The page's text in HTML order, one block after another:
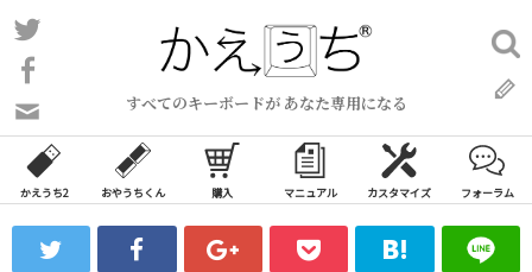
コ
ン
ン
ツ
ス
すべてのキーボードが あなた専用になる
い
合
わ
フ
検
索:
かえうち2 おやうちくん 購入 マニュアル カスタマイズ フォーラム